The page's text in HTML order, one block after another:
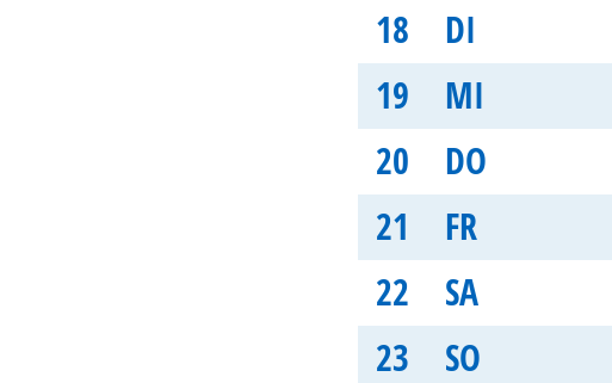
18
DI
19
MI
20
DO
21
FR
22
SA
23
SO